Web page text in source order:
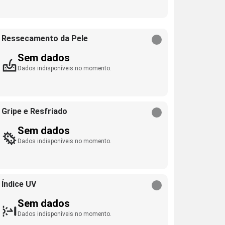
Ressecamento da Pele
Sem dados
Dados indisponíveis no momento.
Gripe e Resfriado
Sem dados
Dados indisponíveis no momento.
Índice UV
Sem dados
Dados indisponíveis no momento.